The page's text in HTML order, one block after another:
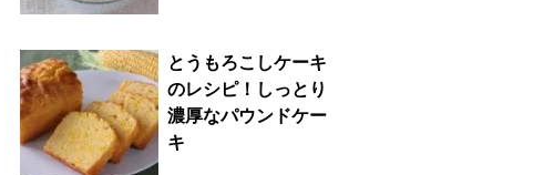
とうもろこしケーキ
のレシピ！しっとり
濃厚なパウンドケー
キ